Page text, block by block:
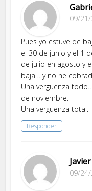
09/
Pues yo estuve de
el 30 de junio y el 1
de julio en agosto y
baja… y no he
Una verguenza
de noviembre.
Una verguenza total.
Responder
Javier
09/